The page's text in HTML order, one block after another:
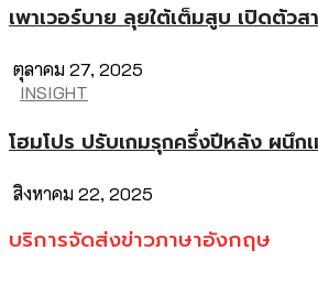
เพาเวอร์บาย ลุยใต้เต็มสูบ เปิดตัวส
ตุลาคม 27, 2025
INSIGHT
โฮมโปร ปรับเกมรุกครึ่งปีหลัง ผนึกเ
สิงหาคม 22, 2025
บริการจัดส่งข่าวภาษาอังกฤษ